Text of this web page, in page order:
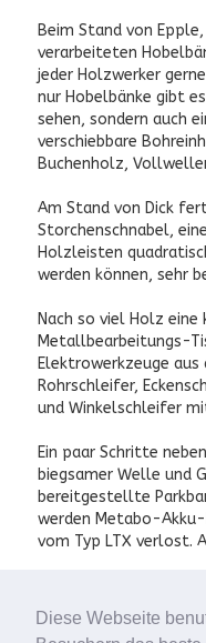
Diese Webseite
Beim Stand von
verarbeiteten
jeder Holzwerker
nur Hobelbänke gibt
sehen, sondern auch
verschiebbare
Buchenholz,
Am Stand von Dick
Storchenschnabel,
Holzleisten
werden können, sehr
Nach so viel Holz
Metallbearbeitungs-
Elektrowerkzeuge
Rohrschleifer,
und Winkelschleifer
Ein paar Schritte
biegsamer Welle und
bereitgestellte
werden Metabo-Akku-
vom Typ LTX verlost.
aber auch
dem Erzgebirge.